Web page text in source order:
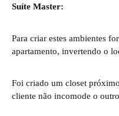
Suíte Master:
Para criar estes ambientes
apartamento, invertendo o
Foi criado um closet
cliente não incomode o